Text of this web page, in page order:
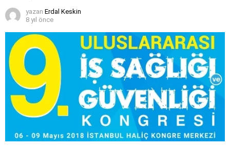
yazan Erdal Keskin
8 yıl önce